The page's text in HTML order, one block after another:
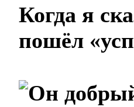
Когда я
пошёл